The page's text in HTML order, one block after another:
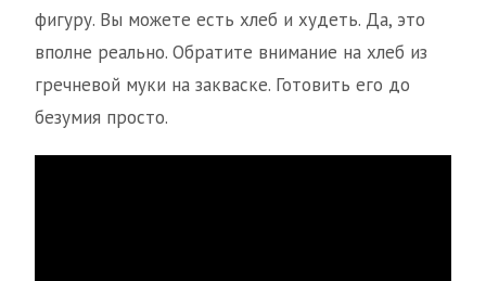
фигуру. Вы можете есть хлеб и худеть. Да, это
вполне реально. Обратите внимание на хлеб из
гречневой муки на закваске. Готовить его до
безумия просто.